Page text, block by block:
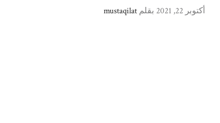
أكتوبر 22, 2021 بقلم mustaqilat